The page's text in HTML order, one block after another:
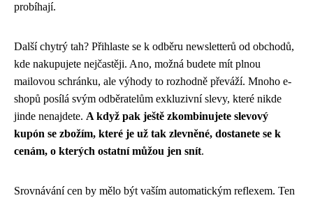
probíhají.
Další chytrý tah? Přihlaste se k odběru newsletterů od obchodů,
kde nakupujete nejčastěji. Ano, možná budete mít plnou
mailovou schránku, ale výhody to rozhodně převáží. Mnoho e-
shopů posílá svým odběratelům exkluzivní slevy, které nikde
jinde nenajdete. A když pak ještě zkombinujete slevový
kupón se zbožím, které je už tak zlevněné, dostanete se k
cenám, o kterých ostatní můžou jen snít.
Srovnávání cen by mělo být vaším automatickým reflexem. Ten